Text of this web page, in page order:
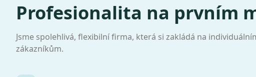
Profesionalita na prvním
Jsme spolehlivá, flexibilní firma, která si zakládá na
zákazníkům.